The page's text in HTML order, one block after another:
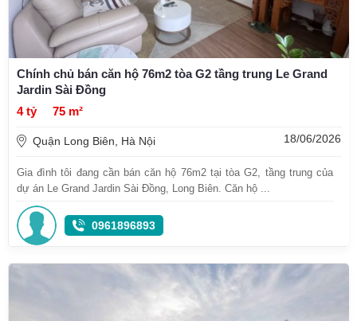
Chính chủ bán căn hộ 76m2 tòa G2 tầng trung Le Grand
Jardin Sài Đồng
4 tỷ
75 m²
Quận Long Biên, Hà Nội 18/06/2026
Gia đình tôi đang cần bán căn hộ 76m2 tại tòa G2, tầng trung của
dự án Le Grand Jardin Sài Đồng, Long Biên. Căn hộ ...
0961896893